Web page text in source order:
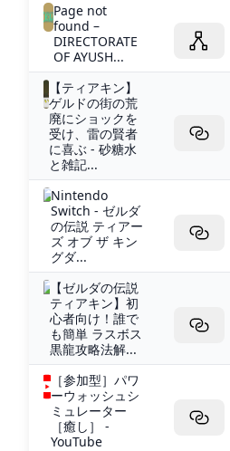
Page not
found –
DIRECTORATE
OF AYUSH...
【ティアキン】
ゲルドの街の荒
廃にショックを
受け、雷の賢者
に喜ぶ - 砂糖水
と雑記...
Nintendo
Switch - ゼルダ
の伝説 ティアー
ズ オブ ザ キン
グダ...
【ゼルダの伝説
ティアキン】初
心者向け！誰で
も簡単 ラスボス
黒龍攻略法解...
［参加型］パワ
ーウォッシュシ
ミュレーター
［癒し］ -
YouTube